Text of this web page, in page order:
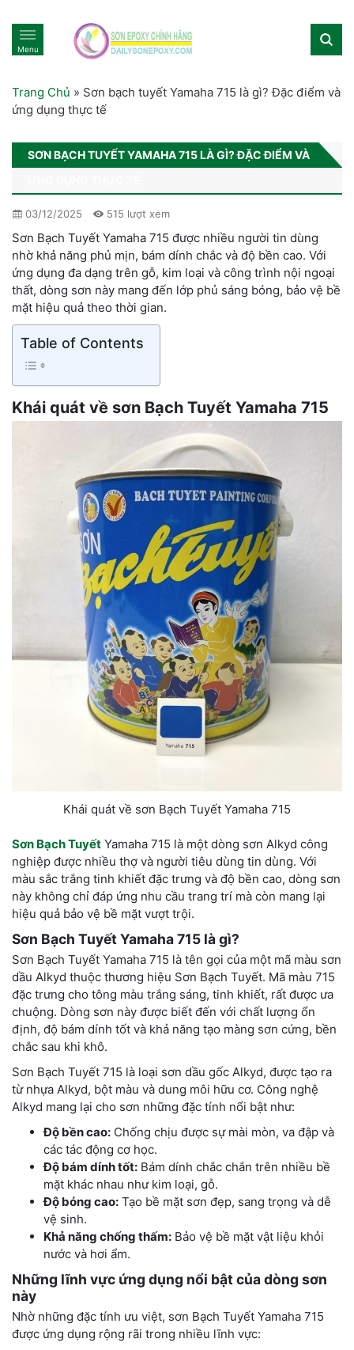
Menu
Trang Chủ » Sơn bạch tuyết Yamaha 715 là gì? Đặc điểm và
ứng dụng thực tế
SƠN BẠCH TUYẾT YAMAHA 715 LÀ GÌ? ĐẶC ĐIỂM VÀ
03/12/2025 515 lượt xem
Sơn Bạch Tuyết Yamaha 715 được nhiều người tin dùng
nhờ khả năng phủ mịn, bám dính chắc và độ bền cao. Với
ứng dụng đa dạng trên gỗ, kim loại và công trình nội ngoại
thất, dòng sơn này mang đến lớp phủ sáng bóng, bảo vệ bề
mặt hiệu quả theo thời gian.
Table of Contents
Khái quát về sơn Bạch Tuyết Yamaha 715
Khái quát về sơn Bạch Tuyết Yamaha 715
Sơn Bạch Tuyết Yamaha 715 là một dòng sơn Alkyd công
nghiệp được nhiều thợ và người tiêu dùng tin dùng. Với
màu sắc trắng tinh khiết đặc trưng và độ bền cao, dòng sơn
này không chỉ đáp ứng nhu cầu trang trí mà còn mang lại
hiệu quả bảo vệ bề mặt vượt trội.
Sơn Bạch Tuyết Yamaha 715 là gì?
Sơn Bạch Tuyết Yamaha 715 là tên gọi của một mã màu sơn
dầu Alkyd thuộc thương hiệu Sơn Bạch Tuyết. Mã màu 715
đặc trưng cho tông màu trắng sáng, tinh khiết, rất được ưa
chuộng. Dòng sơn này được biết đến với chất lượng ổn
định, độ bám dính tốt và khả năng tạo màng sơn cứng, bền
chắc sau khi khô.
Sơn Bạch Tuyết 715 là loại sơn dầu gốc Alkyd, được tạo ra
từ nhựa Alkyd, bột màu và dung môi hữu cơ. Công nghệ
Alkyd mang lại cho sơn những đặc tính nổi bật như:
Độ bền cao: Chống chịu được sự mài mòn, va đập và
các tác động cơ học.
Độ bám dính tốt: Bám dính chắc chắn trên nhiều bề
mặt khác nhau như kim loại, gỗ.
Độ bóng cao: Tạo bề mặt sơn đẹp, sang trọng và dễ
vệ sinh.
Khả năng chống thấm: Bảo vệ bề mặt vật liệu khỏi
nước và hơi ẩm.
Những lĩnh vực ứng dụng nổi bật của dòng sơn
này
Nhờ những đặc tính ưu việt, sơn Bạch Tuyết Yamaha 715
được ứng dụng rộng rãi trong nhiều lĩnh vực: